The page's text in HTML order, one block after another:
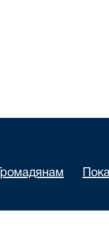
Громадянам